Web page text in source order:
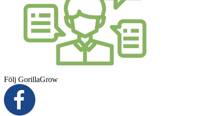
Följ GorillaGrow